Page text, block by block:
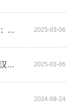
【大众日报】代表委员履职故事丨刘晓静：邂逅AI，不只古籍受益 2025-03-06
【中国艺术报】古籍赋能AI产业进阶，让汉字古籍“活起来” 2025-03-06
2024-09-24